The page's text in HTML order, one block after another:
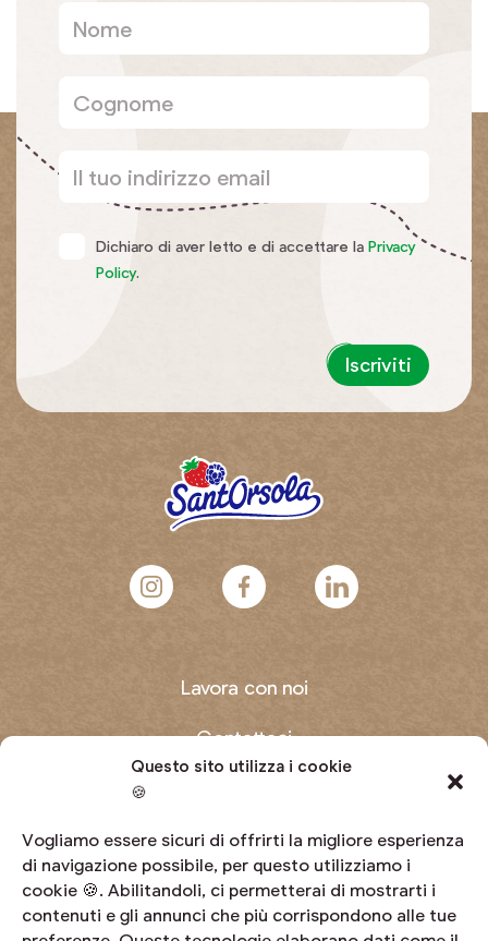
Questo sito utilizza i cookie
🍪
Vogliamo essere sicuri di offrirti la migliore esperienza
di navigazione possibile, per questo utilizziamo i
cookie 🍪. Abilitandoli, ci permetterai di mostrarti i
contenuti e gli annunci che più corrispondono alle tue
Dichiaro di aver letto e di accettare la Privacy
Policy.
Iscriviti
Lavora con noi
Contattaci
Diventa produttore
Area riservata